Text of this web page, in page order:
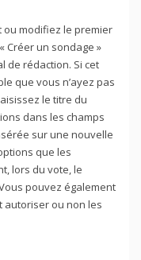
modifiez le premier
Créer un sondage »
de rédaction. Si cet
que vous n’ayez pas
le titre du
dans les champs
sur une nouvelle
que les
lors du vote, le
pouvez également
autoriser ou non les